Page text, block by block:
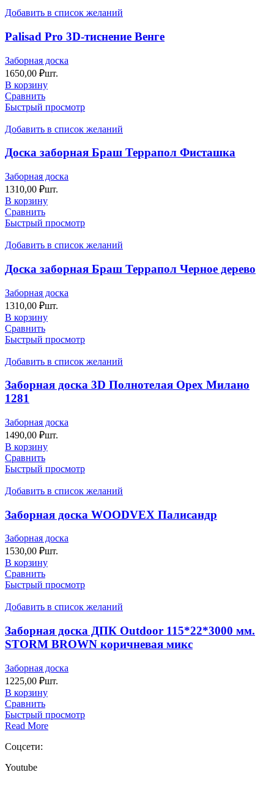
Добавить в список желаний
Palisad Pro 3D-тиснение Венге
Заборная доска
1650,00 ₽шт.
В корзину
Сравнить
Быстрый просмотр
Добавить в список желаний
Доска заборная Браш Террапол Фисташка
Заборная доска
1310,00 ₽шт.
В корзину
Сравнить
Быстрый просмотр
Добавить в список желаний
Доска заборная Браш Террапол Черное дерево
Заборная доска
1310,00 ₽шт.
В корзину
Сравнить
Быстрый просмотр
Добавить в список желаний
Заборная доска 3D Полнотелая Орех Милано
1281
Заборная доска
1490,00 ₽шт.
В корзину
Сравнить
Быстрый просмотр
Добавить в список желаний
Заборная доска WOODVEX Палисандр
Заборная доска
1530,00 ₽шт.
В корзину
Сравнить
Быстрый просмотр
Добавить в список желаний
Заборная доска ДПК Outdoor 115*22*3000 мм.
STORM BROWN коричневая микс
Заборная доска
1225,00 ₽шт.
В корзину
Сравнить
Быстрый просмотр
Read More
Соцсети:
Youtube